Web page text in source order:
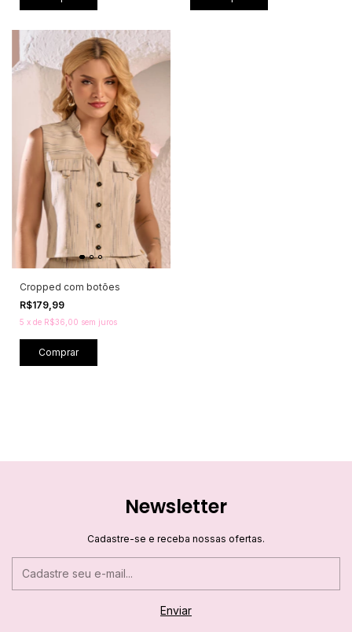
Cropped com botões
R$179,99
5 x de R$36,00 sem juros
Comprar
Newsletter
Cadastre-se e receba nossas ofertas.